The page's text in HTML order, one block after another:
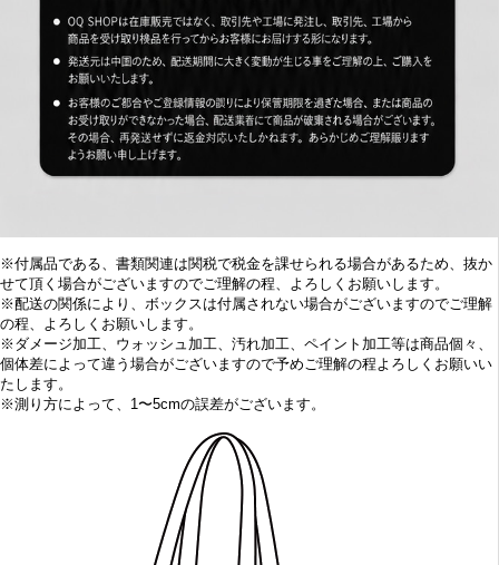
※付属品である、書類関連は関税で税金を課せられる場合があるため、抜か
せて頂く場合がございますのでご理解の程、よろしくお願いします。
※配送の関係により、ボックスは付属されない場合がございますのでご理解
の程、よろしくお願いします。
※ ダメージ加工、 ウォッシュ加工、汚れ加工、ペイント加工等は商品個々、
個体差によって違う場合がございますので予めご理解の程よろしくお願いい
たします。
※測り方によって、1〜5cmの誤差がございます。